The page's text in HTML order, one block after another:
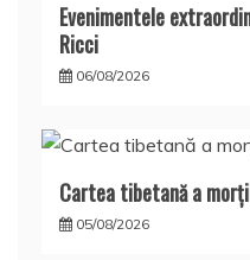
Evenimentele
Ricci
06/08/2026
Cartea tibetană a
05/08/2026